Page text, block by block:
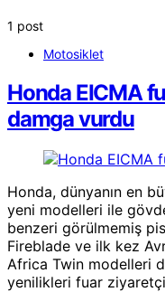
1 post
Motosiklet
Honda EICMA
damga vurdu
Honda, dünyanın en
yeni modelleri ile
benzeri görülmemiş
Fireblade ve ilk kez
Africa Twin modelleri
yenilikleri fuar